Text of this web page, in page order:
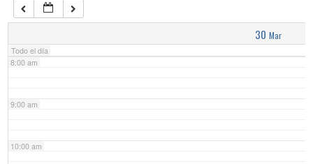
30 Mar
Todo el día
7:00 am
8:00 am
9:00 am
10:00 am